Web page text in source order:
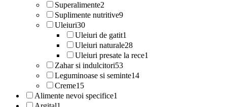
Superalimente2
Suplimente nutritive9
Uleiuri30
Uleiuri de gatit1
Uleiuri naturale28
Uleiuri presate la rece1
Zahar si indulcitori53
Leguminoase si seminte14
Creme15
Alimente nevoi specifice1